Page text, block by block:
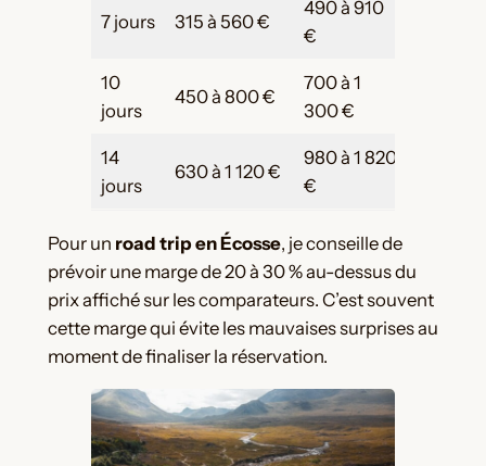
7 jours 315 à 560 €
490 à 910
€
10
jours
450 à 800 €
700 à 1
300 €
14
jours
630 à 1 120 €
980 à 1 820
€
Pour un road trip en Écosse, je conseille de
prévoir une marge de 20 à 30 % au-dessus du
prix affiché sur les comparateurs. C’est souvent
cette marge qui évite les mauvaises surprises au
moment de finaliser la réservation.